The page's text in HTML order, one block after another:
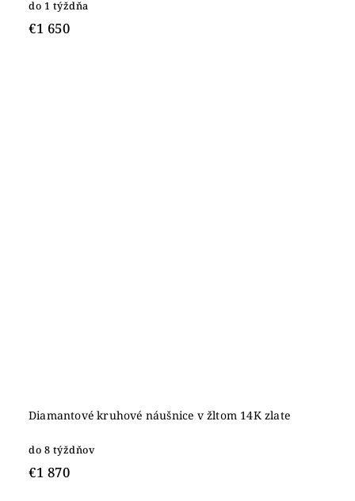
do 1 týždňa
€1 650
Diamantové kruhové náušnice v žltom 14K zlate
do 8 týždňov
€1 870